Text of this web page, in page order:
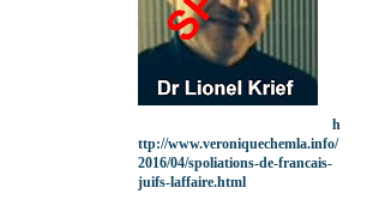
h
ttp://www.veroniquechemla.info/
2016/04/spoliations-de-francais-
juifs-laffaire.html